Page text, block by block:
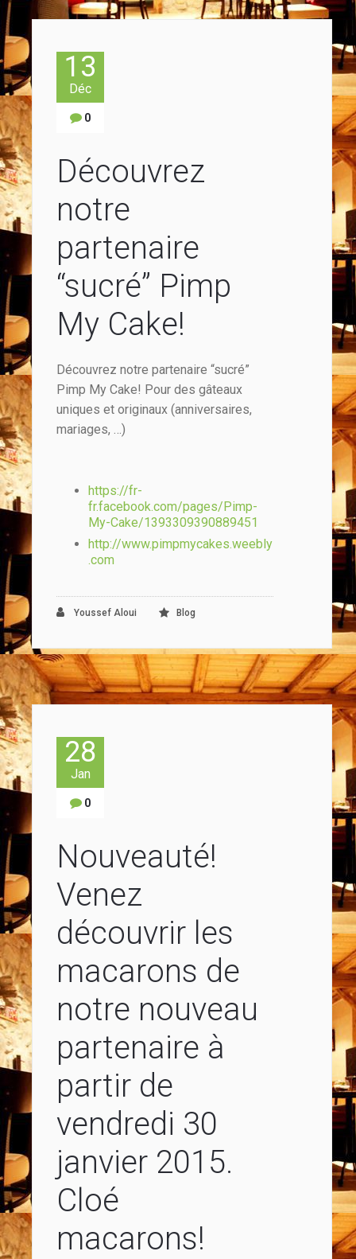
13
Déc
0
Découvrez
notre
partenaire
“sucré” Pimp
My Cake!
Découvrez notre partenaire “sucré”
Pimp My Cake! Pour des gâteaux
uniques et originaux (anniversaires,
mariages, …)
https://fr-
fr.facebook.com/pages/Pimp-
My-Cake/1393309390889451
http://www.pimpmycakes.weebly
.com
Youssef Aloui Blog
28
Jan
0
Nouveauté!
Venez
découvrir les
macarons de
notre nouveau
partenaire à
partir de
vendredi 30
janvier 2015.
Cloé
macarons!